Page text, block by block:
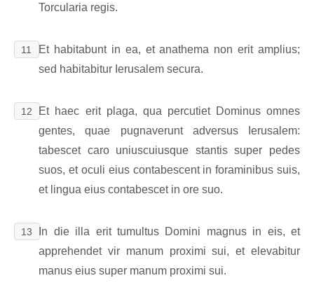
Torcularia regis.
11
Et habitabunt in ea, et anathema non erit amplius;
sed habitabitur Ierusalem secura.
12
Et haec erit plaga, qua percutiet Dominus omnes
gentes, quae pugnaverunt adversus Ierusalem:
tabescet caro uniuscuiusque stantis super pedes
suos, et oculi eius contabescent in foraminibus suis,
et lingua eius contabescet in ore suo.
13
In die illa erit tumultus Domini magnus in eis, et
apprehendet vir manum proximi sui, et elevabitur
manus eius super manum proximi sui.